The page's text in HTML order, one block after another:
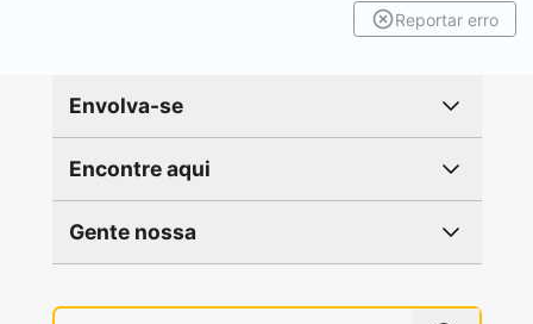
Reportar erro
Envolva-se
Encontre aqui
Gente nossa